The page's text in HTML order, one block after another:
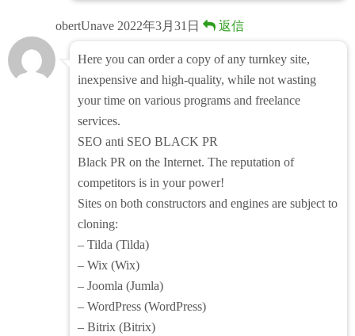
obertUnave 2022年3月31日 返信
Here you can order a copy of any turnkey site,
inexpensive and high-quality, while not wasting
your time on various programs and freelance
services.
SEO anti SEO BLACK PR
Black PR on the Internet. The reputation of
competitors is in your power!
Sites on both constructors and engines are subject to
cloning:
– Tilda (Tilda)
– Wix (Wix)
– Joomla (Jumla)
– WordPress (WordPress)
– Bitrix (Bitrix)